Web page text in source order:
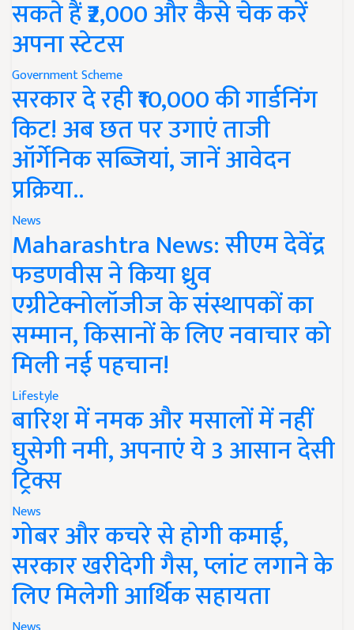
सकते हैं ₹2,000 और कैसे चेक करें
अपना स्टेटस
Government Scheme
सरकार दे रही ₹10,000 की गार्डनिंग
किट! अब छत पर उगाएं ताजी
ऑर्गेनिक सब्जियां, जानें आवेदन
प्रक्रिया..
News
Maharashtra News: सीएम देवेंद्र
फडणवीस ने किया ध्रुव
एग्रीटेक्नोलॉजीज के संस्थापकों का
सम्मान, किसानों के लिए नवाचार को
मिली नई पहचान!
Lifestyle
बारिश में नमक और मसालों में नहीं
घुसेगी नमी, अपनाएं ये 3 आसान देसी
ट्रिक्स
News
गोबर और कचरे से होगी कमाई,
सरकार खरीदेगी गैस, प्लांट लगाने के
लिए मिलेगी आर्थिक सहायता